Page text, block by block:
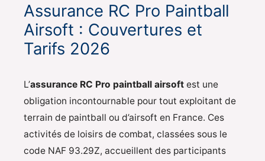
Assurance RC Pro Paintball
Airsoft : Couvertures et
Tarifs 2026
L’assurance RC Pro paintball airsoft est une
obligation incontournable pour tout exploitant de
terrain de paintball ou d’airsoft en France. Ces
activités de loisirs de combat, classées sous le
code NAF 93.29Z, accueillent des participants